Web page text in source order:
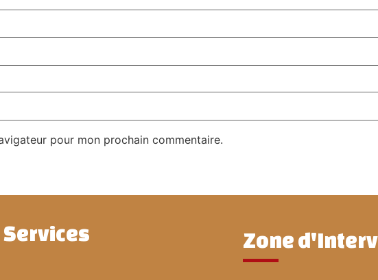
pour mon prochain commentaire.
Services Zone